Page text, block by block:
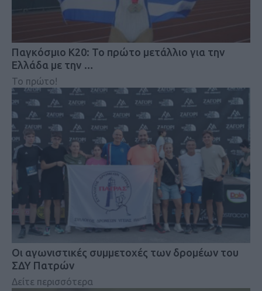
Παγκόσμιο Κ20: Το πρώτο μετάλλιο για την
Ελλάδα με την …
Το πρώτο!
Οι αγωνιστικές συμμετοχές των δρομέων του
ΣΔΥ Πατρών
Δείτε περισσότερα